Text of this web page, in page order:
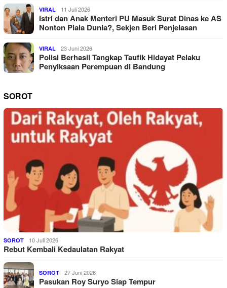
VIRAL 11 Juli 2026
Istri dan Anak Menteri PU Masuk Surat Dinas ke AS
Nonton Piala Dunia?, Sekjen Beri Penjelasan
VIRAL 23 Juni 2026
Polisi Berhasil Tangkap Taufik Hidayat Pelaku
Penyiksaan Perempuan di Bandung
SOROT
SOROT 10 Juli 2026
Rebut Kembali Kedaulatan Rakyat
SOROT 27 Juni 2026
Pasukan Roy Suryo Siap Tempur